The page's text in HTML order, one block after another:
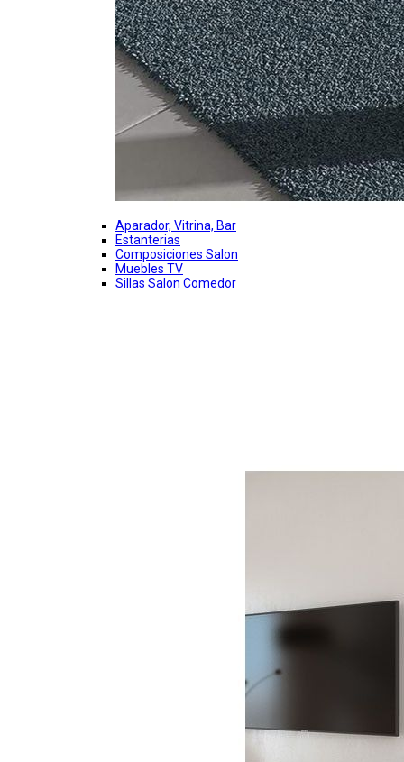
Aparador, Vitrina, Bar
Estanterias
Composiciones Salon
Muebles TV
Sillas Salon Comedor